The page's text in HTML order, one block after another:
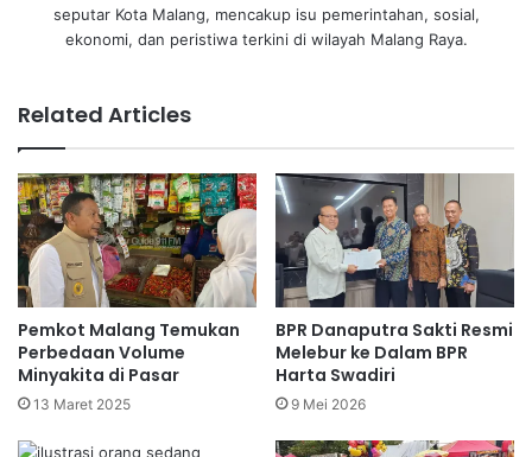
seputar Kota Malang, mencakup isu pemerintahan, sosial,
ekonomi, dan peristiwa terkini di wilayah Malang Raya.
Related Articles
Pemkot Malang Temukan
Perbedaan Volume
Minyakita di Pasar
13 Maret 2025
BPR Danaputra Sakti Resmi
Melebur ke Dalam BPR
Harta Swadiri
9 Mei 2026